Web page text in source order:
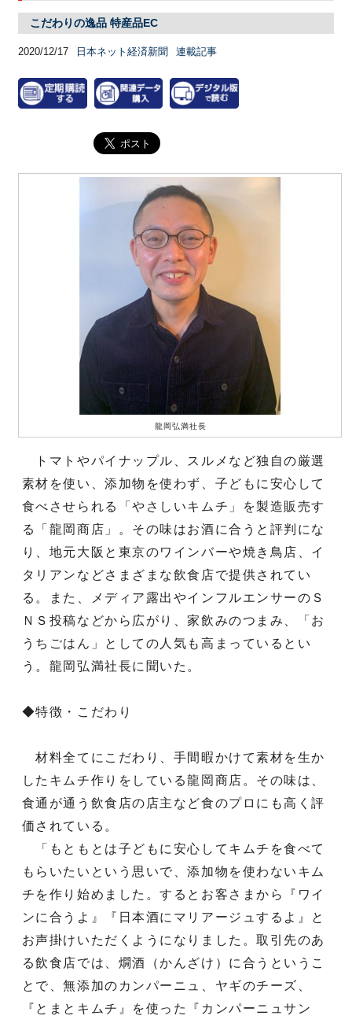
こだわりの逸品 特産品EC
2020/12/17 日本ネット経済新聞 連載記事
龍岡弘満社長
トマトやパイナップル、スルメなど独自の厳選
素材を使い、添加物を使わず、子どもに安心して
食べさせられる「やさしいキムチ」を製造販売す
る「龍岡商店」。その味はお酒に合うと評判にな
り、地元大阪と東京のワインバーや焼き鳥店、イ
タリアンなどさまざまな飲食店で提供されてい
る。また、メディア露出やインフルエンサーのＳ
ＮＳ投稿などから広がり、家飲みのつまみ、「お
うちごはん」としての人気も高まっているとい
う。龍岡弘満社長に聞いた。
◆特徴・こだわり
材料全てにこだわり、手間暇かけて素材を生か
したキムチ作りをしている龍岡商店。その味は、
食通が通う飲食店の店主など食のプロにも高く評
価されている。
「もともとは子どもに安心してキムチを食べて
もらいたいという思いで、添加物を使わないキム
チを作り始めました。するとお客さまから『ワイ
ンに合うよ』『日本酒にマリアージュするよ』と
お声掛けいただくようになりました。取引先のあ
る飲食店では、燗酒（かんざけ）に合うというこ
とで、無添加のカンパーニュ、ヤギのチーズ、
『とまとキムチ』を使った『カンパーニュサン